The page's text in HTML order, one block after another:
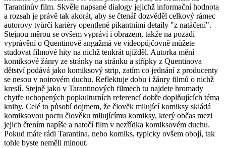
Tarantinův film. Skvěle napsané dialogy jejichž informační hodnota
a rozsah je právě tak akorát, aby se čtenář dozvěděl celkový rámec
autorovy tvůrčí kariéry opentlené pikantními detaily "z natáčení".
Stejnou měrou se ovšem vypráví i obrazem, takže na pozadí
vyprávění o Quentinově angažmá ve videopůjčovně můžete
studovat filmové hity na nichž tenkrát ujížděl. Autorka mění
komiksové žánry ze stránky na stránku a střípky z Quentinova
dětství podává jako komiksový strip, zatím co jednání z producenty
se nesou v noirovém duchu. Reflektuje dobu i žánry filmů o nichž
kreslí. Stejně jako v Tarantinových filmech tu najdete hromady
chytře uchopených popkulturních referencí dobře doplňujících téma
knihy. Celé to působí dojmem, že člověk milující komiksy skládá
komiksovou poctu člověku milujícímu komiksy, který občas mezi
jejich čtením napíše a natočí film v nezřídka komiksovém duchu.
Pokud máte rádi Tarantina, nebo komiks, typicky ovšem obojí, tak
tohle byste neměli minout.